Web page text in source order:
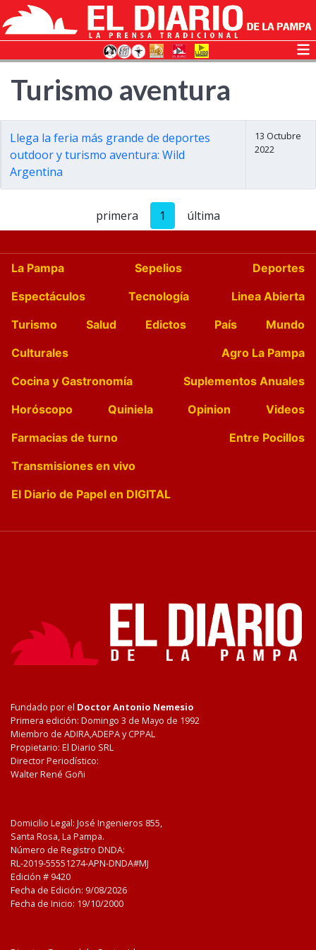
Turismo aventura
Llega la feria más grande de deportes
outdoor y turismo aventura: Wild
Argentina
13 Octubre
2022
primera 1 última
La Pampa Sepelios
Deportes
Espectáculos
Tecnología
Linea Abierta
Turismo
Salud Edictos País
Mundo
Culturales
Agro La Pampa
Cocina y Gastronomía
Suplementos Anuales
Horóscopo
Quiniela Opinion
Videos
Farmacias de turno
Entre Pocillos
Transmisiones en vivo
El Diario de Papel en DIGITAL
Fundado por el Doctor Antonio Nemesio
Primera edición: Domingo 3 de Mayo de 1992
Miembro de ADIRA,ADEPA y CPPAL
Propietario: El Diario SRL
Director Periodístico:
Walter René Goñi
Domicilio Legal: José Ingenieros 855,
Santa Rosa, La Pampa.
Número de Registro DNDA:
RL-2019-55551274-APN-DNDA#MJ
Edición # 9420
Fecha de Edición: 9/08/2026
Fecha de Inicio: 19/10/2000